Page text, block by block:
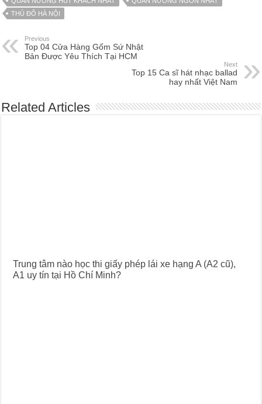
THỦ ĐÔ HÀ NỘI
Previous
Top 04 Cửa Hàng Gốm Sứ Nhật
Bản Được Yêu Thích Tại HCM
Next
Top 15 Ca sĩ hát nhạc ballad
hay nhất Việt Nam
Related Articles
Trung tâm nào học thi giấy phép lái xe hạng A (A2 cũ),
A1 uy tín tại Hồ Chí Minh?